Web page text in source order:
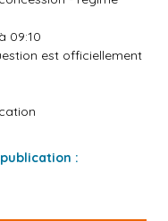
09:10
est officiellement
: